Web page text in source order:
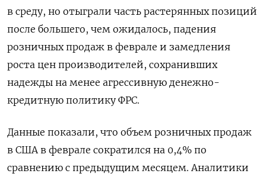
в среду, но отыграли часть растерянных позиций
после большего, чем ожидалось, падения
розничных продаж в феврале и замедления
роста цен производителей, сохранивших
надежды на менее агрессивную денежно-
кредитную политику ФРС.
Данные показали, что объем розничных продаж
в США в феврале сократился на 0,4% по
сравнению с предыдущим месяцем. Аналитики